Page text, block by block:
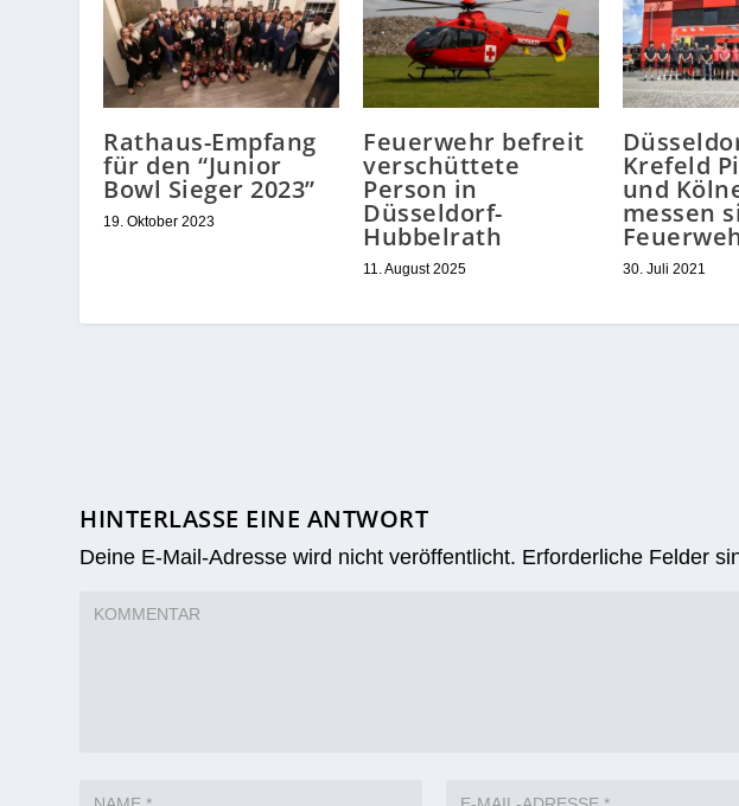
Rathaus-Empfang
für den “Junior
Bowl Sieger 2023”
19. Oktober 2023
Feuerwehr befreit
verschüttete
Person in
Düsseldorf-
Hubbelrath
11. August 2025
Krefeld
und
messen
30. Juli 2021
HINTERLASSE EINE ANTWORT
Deine E-Mail-Adresse wird nicht veröffentlicht. Erforderliche Felder